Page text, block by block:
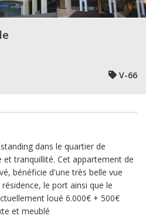
V-66
dans le quartier de
tranquillité. Cet appartement de
bénéficie d'une très belle vue
le port ainsi que le
loué 6.000€ + 500€
et meublé